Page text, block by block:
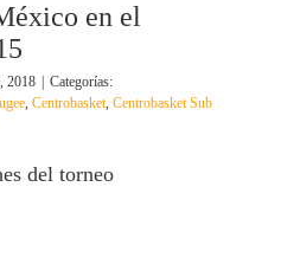
en el
2018
Categorías:
, Centrobasket, Centrobasket Sub
del torneo